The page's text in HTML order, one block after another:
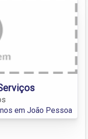
em João Pessoa